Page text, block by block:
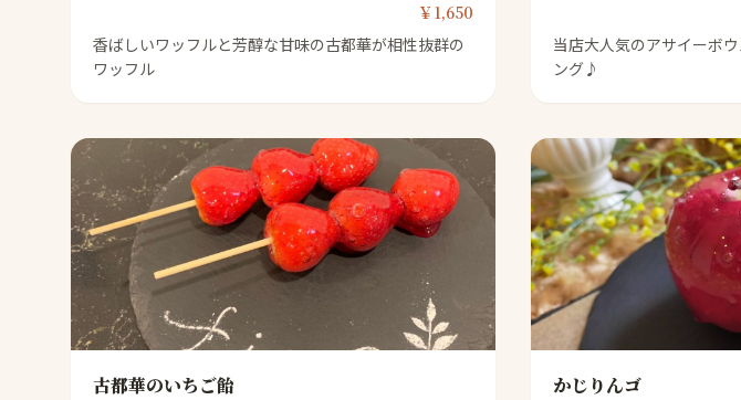
￥1,650
香ばしいワッフルと芳醇な甘味の古都華が相性抜群の
ワッフル
当店大人気のアサイーボ
ング♪
古都華のいちご飴 かじりんゴ